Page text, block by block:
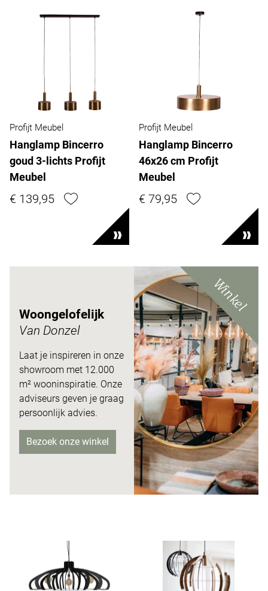
Profijt Meubel
Hanglamp Bincerro
goud 3-lichts Profijt
Meubel
€ 139,95
Profijt Meubel
Hanglamp Bincerro
46x26 cm Profijt
Meubel
€ 79,95
Woongelofelijk
Van Donzel
Laat je inspireren in onze
showroom met 12.000
m² wooninspiratie. Onze
adviseurs geven je graag
persoonlijk advies.
Bezoek onze winkel
Winkel